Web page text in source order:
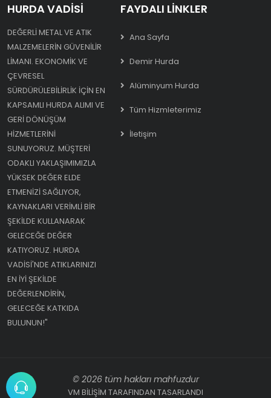
HURDA VADISI
DEĞERLI METAL VE ATIK
MALZEMELERIN GÜVENILIR
LIMANI. EKONOMIK VE
ÇEVRESEL
SÜRDÜRÜLEBILIRLIK IÇIN EN
KAPSAMLI HURDA ALIMI VE
GERI DÖNÜŞÜM
HIZMETLERINI
SUNUYORUZ. MÜŞTERI
ODAKLI YAKLAŞIMIMIZLA
YÜKSEK DEĞER ELDE
ETMENIZI SAĞLIYOR,
KAYNAKLARI VERIMLI BIR
ŞEKILDE KULLANARAK
GELECEĞE DEĞER
KATIYORUZ. HURDA
VADISI'NDE ATIKLARINIZI
EN IYI ŞEKILDE
DEĞERLENDIRIN,
GELECEĞE KATKIDA
BULUNUN!"
FAYDALI LINKLER
Ana Sayfa
Demir Hurda
Alüminyum Hurda
Tüm Hizmleterimiz
İletişim
© 2026 tüm hakları mahfuzdur
VM BİLİŞİM TARAFINDAN TASARLANDI